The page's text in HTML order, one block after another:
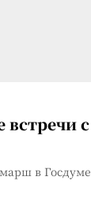
встречи с
в Госдуме